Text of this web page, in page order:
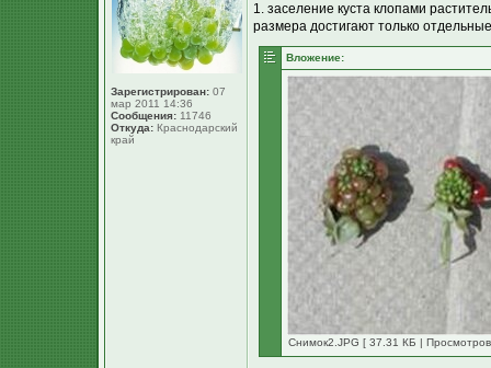
Зарегистрирован: 07
мар 2011 14:36
Сообщения: 11746
Откуда: Краснодарский
край
1. заселение куста клопами
размера достигают только
Вложение:
Снимок2.JPG [ 37.31 КБ |